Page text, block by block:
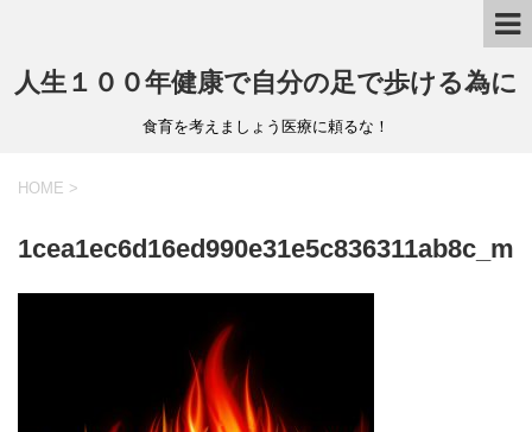
人生１００年健康で自分の足で歩ける為に
食育を考えましょう医療に頼るな！
HOME >
1cea1ec6d16ed990e31e5c836311ab8c_m